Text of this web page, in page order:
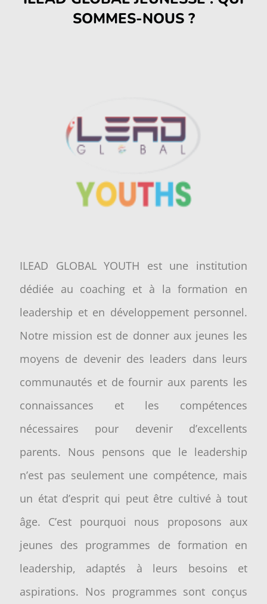
SOMMES-NOUS ?
ILEAD GLOBAL YOUTH est une institution
dédiée au coaching et à la formation en
leadership et en développement personnel.
Notre mission est de donner aux jeunes les
moyens de devenir des leaders dans leurs
communautés et de fournir aux parents les
connaissances et les compétences
nécessaires pour devenir d’excellents
parents. Nous pensons que le leadership
n’est pas seulement une compétence, mais
un état d’esprit qui peut être cultivé à tout
âge. C’est pourquoi nous proposons aux
jeunes des programmes de formation en
leadership, adaptés à leurs besoins et
aspirations. Nos programmes sont conçus